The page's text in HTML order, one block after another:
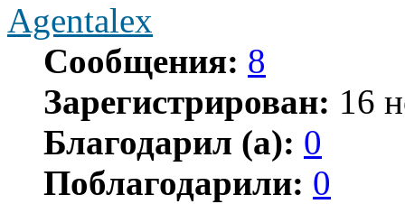
Agentalex
Сообщения: 8
Зарегистрирован: 16
Благодарил (а): 0
Поблагодарили: 0